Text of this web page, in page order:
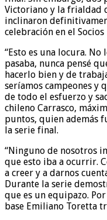
Victoriano y la frialdad
inclinaron
celebración en el Socios
“Esto es una locura.
pasaba, nunca pensé
hacerlo bien y de
seríamos campeones y
de todo el esfuerzo y
chileno Carrasco,
puntos, quien además
la serie final.
“Ninguno de nosotros
que esto iba a ocurrir.
a creer y a darnos
Durante la serie
que es un equipazo.
base Emiliano Toretta